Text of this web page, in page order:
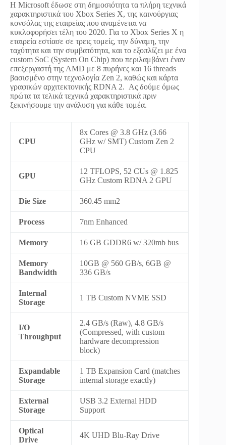
H Microsoft έδωσε στη δημοσιότητα τα πλήρη τεχνικά
χαρακτηριστικά του Xbox Series X, της καινούργιας
κονσόλας της εταιρείας που αναμένεται να
κυκλοφορήσει τέλη του 2020. Για το Xbox Series X η
εταιρεία εστίασε σε τρεις τομείς, την δύναμη, την
ταχύτητα και την συμβατότητα, και το εξοπλίζει με ένα
custom SoC (System On Chip) που περιλαμβάνει έναν
επεξεργαστή της AMD με 8 πυρήνες και 16 threads
βασισμένο στην τεχνολογία Zen 2, καθώς και κάρτα
γραφικών αρχιτεκτονικής RDNA 2. Ας δούμε όμως
πρώτα τα τελικά τεχνικά χαρακτηριστικά πριν
ξεκινήσουμε την ανάλυση για κάθε τομέα.
CPU
8x Cores @ 3.8 GHz (3.66
GHz w/ SMT) Custom Zen 2
CPU
GPU
12 TFLOPS, 52 CUs @ 1.825
GHz Custom RDNA 2 GPU
Die Size 360.45 mm2
Process 7nm Enhanced
Memory 16 GB GDDR6 w/ 320mb bus
Memory
Bandwidth
10GB @ 560 GB/s, 6GB @
336 GB/s
Internal
Storage
1 TB Custom NVME SSD
I/O
Throughput
2.4 GB/s (Raw), 4.8 GB/s
(Compressed, with custom
hardware decompression
block)
Expandable
Storage
1 TB Expansion Card (matches
internal storage exactly)
External
Storage
USB 3.2 External HDD
Support
Optical
Drive
4K UHD Blu-Ray Drive